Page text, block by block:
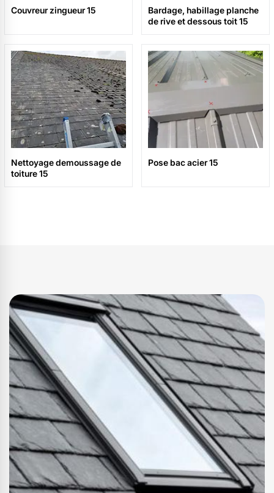
Couvreur zingueur 15
Bardage, habillage planche
de rive et dessous toit 15
Nettoyage demoussage de
toiture 15
Pose bac acier 15